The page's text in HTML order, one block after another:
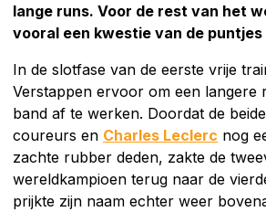
lange runs. Voor de rest van het
vooral een kwestie van de
In de slotfase van de eerste vrije
Verstappen ervoor om een langere
band af te werken. Doordat de beide
coureurs en Charles Leclerc nog
zachte rubber deden, zakte de
wereldkampioen terug naar de
prijkte zijn naam echter weer